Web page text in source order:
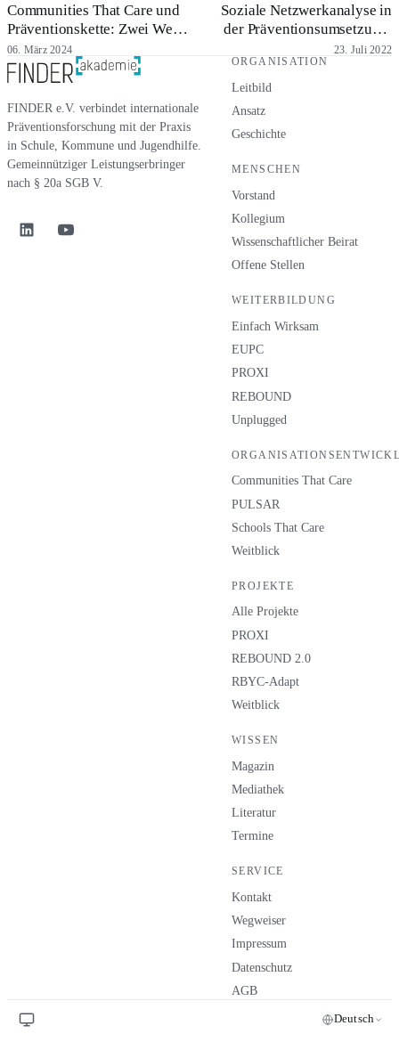
Communities That Care und
Präventionskette: Zwei Wege
zur integrierten kommunalen
Prävention im
wissenschaftlichen Vergleich
06. März 2024
Soziale Netzwerkanalyse in
der Präventionsumsetzung:
Werkzeug, Strategie,
23. Juli 2022
FINDER e.V. verbindet internationale
Präventionsforschung mit der Praxis
in Schule, Kommune und Jugendhilfe.
Gemeinnütziger Leistungserbringer
nach § 20a SGB V.
ORGANISATION
Leitbild
Ansatz
Geschichte
MENSCHEN
Vorstand
Kollegium
Wissenschaftlicher Beirat
Offene Stellen
WEITERBILDUNG
Einfach Wirksam
EUPC
PROXI
REBOUND
Unplugged
Communities That Care
PULSAR
Schools That Care
Weitblick
PROJEKTE
Alle Projekte
PROXI
REBOUND 2.0
RBYC-Adapt
Weitblick
WISSEN
Magazin
Mediathek
Literatur
Termine
SERVICE
Kontakt
Wegweiser
Impressum
Datenschutz
AGB
Deutsch